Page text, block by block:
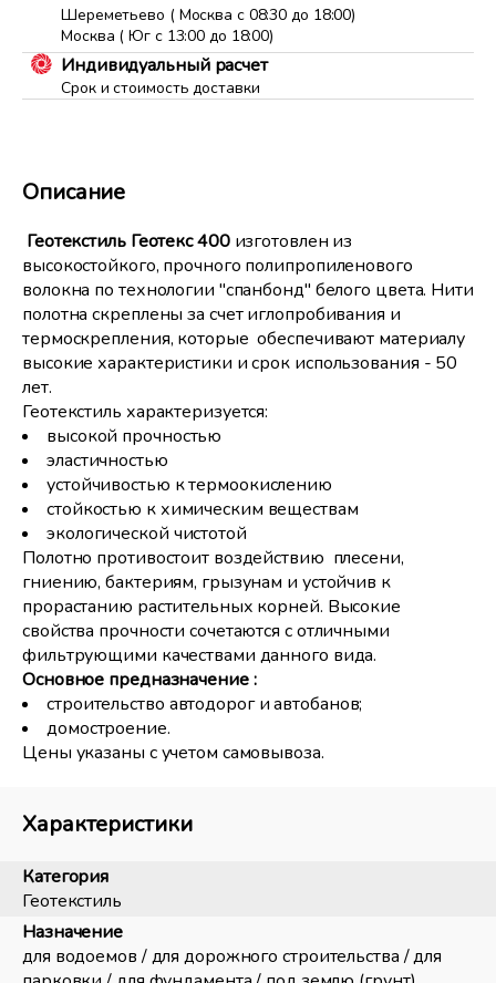
Шереметьево ( Москва с 08:30 до 18:00)
Москва ( Юг с 13:00 до 18:00)
Индивидуальный расчет
Срок и стоимость доставки
Описание
Геотекстиль Геотекс 400изготовлен из
высокостойкого, прочного полипропиленового
волокна по технологии "спанбонд" белого цвета. Нити
полотна скреплены за счет иглопробивания и
термоскрепления, которые обеспечивают материалу
высокие характеристики и срок использования - 50
лет.
Геотекстиль характеризуется:
высокой прочностью
эластичностью
устойчивостью к термоокислению
стойкостью к химическим веществам
экологической чистотой
Полотно противостоит воздействию плесени,
гниению, бактериям, грызунам и устойчив к
прорастанию растительных корней. Высокие
свойства прочности сочетаются с отличными
фильтрующими качествами данного вида.
Основное предназначение :
строительство автодорог и автобанов;
домостроение.
Цены указаны с учетом самовывоза.
Характеристики
Категория
Геотекстиль
Назначение
для водоемов / для дорожного строительства / для